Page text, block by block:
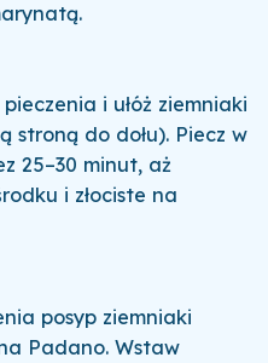
i ułóż ziemniaki
stroną do dołu). Piecz w
25–30 minut, aż
i złociste na
posyp ziemniaki
Padano. Wstaw